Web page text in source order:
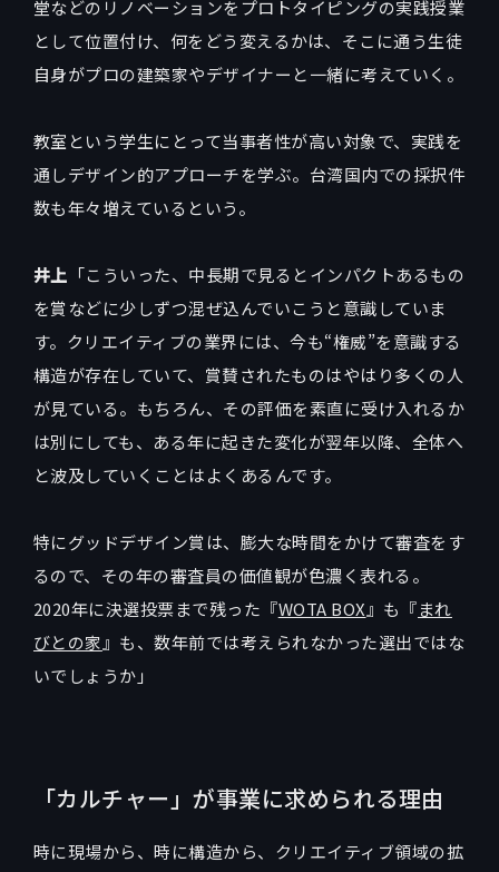
堂などのリノベーションをプロトタイピングの実践授業
として位置付け、何をどう変えるかは、そこに通う生徒
自身がプロの建築家やデザイナーと一緒に考えていく。
教室という学生にとって当事者性が高い対象で、実践を
通しデザイン的アプローチを学ぶ。台湾国内での採択件
数も年々増えているという。
井上 「こういった、中長期で見るとインパクトあるもの
を賞などに少しずつ混ぜ込んでいこうと意識していま
す。クリエイティブの業界には、今も“権威”を意識する
構造が存在していて、賞賛されたものはやはり多くの人
が見ている。もちろん、その評価を素直に受け入れるか
は別にしても、ある年に起きた変化が翌年以降、全体へ
と波及していくことはよくあるんです。
特にグッドデザイン賞は、膨大な時間をかけて審査をす
るので、その年の審査員の価値観が色濃く表れる。
2020年に決選投票まで残った『WOTA BOX』も『まれ
びとの家』も、数年前では考えられなかった選出ではな
いでしょうか」
「カルチャー」が事業に求められる理由
時に現場から、時に構造から、クリエイティブ領域の拡